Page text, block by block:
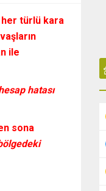
türlü kara
ile
hatası
sona